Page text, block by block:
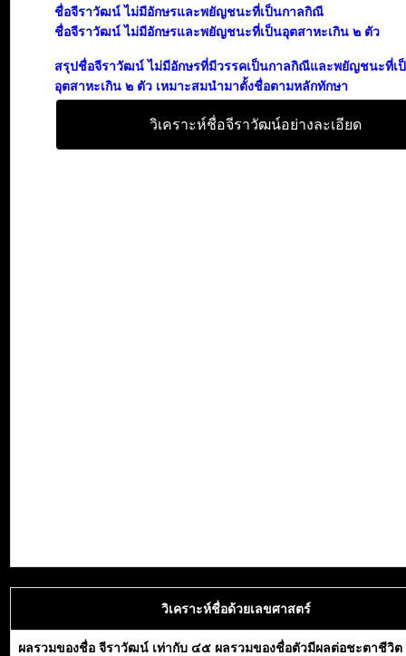
ชื่อจีราวัฒน์ ไม่มีอักษรและพยัญชนะที่เป็นกาลกิณี
ชื่อจีราวัฒน์ ไม่มีอักษรและพยัญชนะที่เป็นอุตสาหะเกิน ๒ ตัว
สรุปชื่อจีราวัฒน์ ไม่มีอักษรที่มีวรรคเป็นกาลกิณีและพยัญชนะที่เ
อุตสาหะเกิน ๒ ตัว เหมาะสมนำมาตั้งชื่อตามหลักทักษา
วิเคราะห์ชื่อจีราวัฒน์อย่างละเอียด
วิเคราะห์ชื่อด้วยเลขศาสตร์
ผลรวมของชื่อ จีราวัฒน์ เท่ากับ ๔๕ ผลรวมของชื่อตัวมีผลต่อชะตาชีวิต